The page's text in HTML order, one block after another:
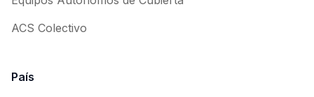
ACS Colectivo
País